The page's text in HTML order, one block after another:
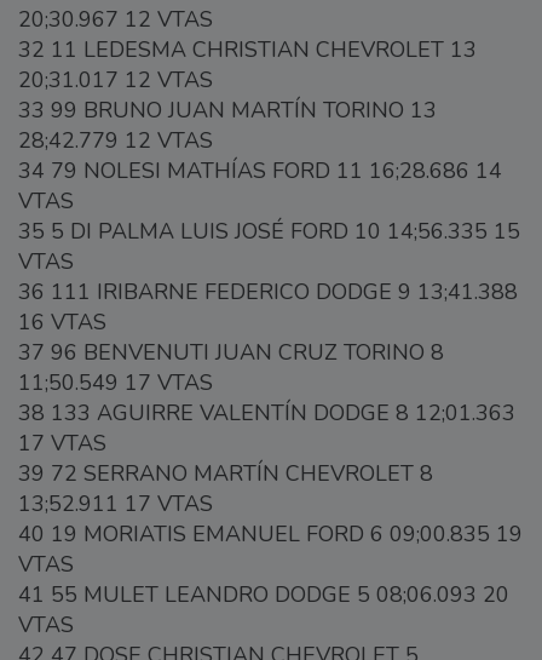
20;30.967 12 VTAS
32 11 LEDESMA CHRISTIAN CHEVROLET 13
20;31.017 12 VTAS
33 99 BRUNO JUAN MARTÍN TORINO 13
28;42.779 12 VTAS
34 79 NOLESI MATHÍAS FORD 11 16;28.686 14
VTAS
35 5 DI PALMA LUIS JOSÉ FORD 10 14;56.335 15
VTAS
36 111 IRIBARNE FEDERICO DODGE 9 13;41.388
16 VTAS
37 96 BENVENUTI JUAN CRUZ TORINO 8
11;50.549 17 VTAS
38 133 AGUIRRE VALENTÍN DODGE 8 12;01.363
17 VTAS
39 72 SERRANO MARTÍN CHEVROLET 8
13;52.911 17 VTAS
40 19 MORIATIS EMANUEL FORD 6 09;00.835 19
VTAS
41 55 MULET LEANDRO DODGE 5 08;06.093 20
VTAS